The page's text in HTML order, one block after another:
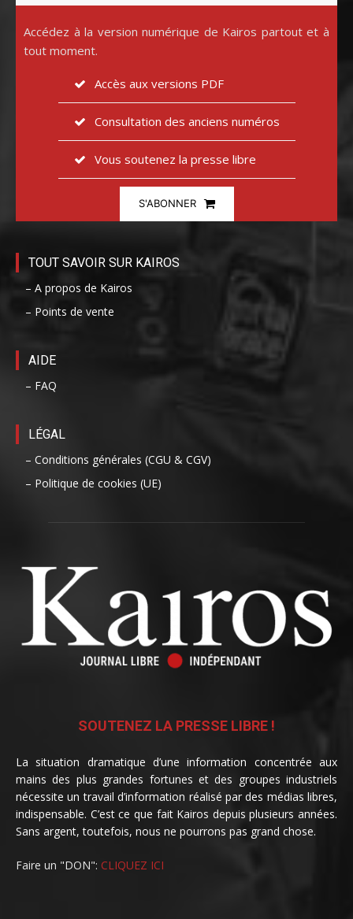
Accédez à la version numérique de Kairos partout et à
tout moment.
Accès aux versions PDF
Consultation des anciens numéros
Vous soutenez la presse libre
S'ABONNER
TOUT SAVOIR SUR KAIROS
– A propos de Kairos
– Points de vente
AIDE
– FAQ
LÉGAL
– Conditions générales (CGU & CGV)
– Politique de cookies (UE)
SOUTENEZ LA PRESSE LIBRE !
La situation dramatique d’une information concentrée aux
mains des plus grandes fortunes et des groupes industriels
nécessite un travail d’information réalisé par des médias libres,
indispensable. C’est ce que fait Kairos depuis plusieurs années.
Sans argent, toutefois, nous ne pourrons pas grand chose.
Faire un "DON": CLIQUEZ ICI